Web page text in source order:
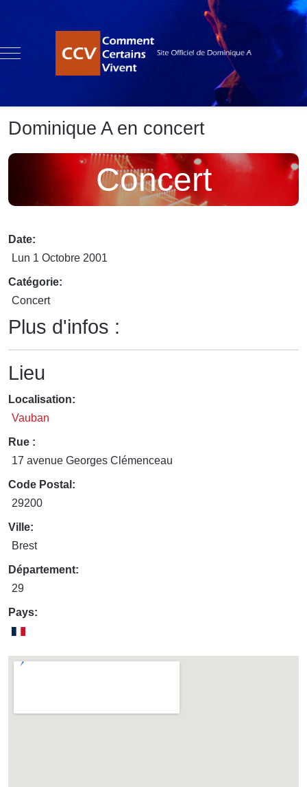
Mobile Menu Toggle
Dominique A en concert
Concert
Date:
Lun 1 Octobre 2001
Catégorie:
Concert
Plus d'infos :
Lieu
Localisation:
Vauban
Rue :
17 avenue Georges Clémenceau
Code Postal:
29200
Ville:
Brest
Département:
29
Pays: